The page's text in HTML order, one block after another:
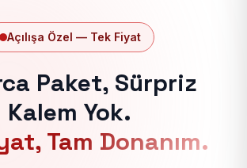
Açılışa Özel — Tek Fiyat
Paket, Sürpriz
Kalem Yok.
Tam Donanım.